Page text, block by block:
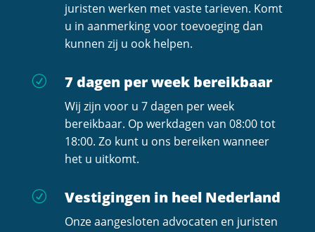
juristen werken met vaste tarieven. Komt
u in aanmerking voor toevoeging dan
kunnen zij u ook helpen.
R 7 dagen per week bereikbaar
Wij zijn voor u 7 dagen per week
bereikbaar. Op werkdagen van 08:00 tot
18:00. Zo kunt u ons bereiken wanneer
het u uitkomt.
R Vestigingen in heel Nederland
Onze aangesloten advocaten en juristen